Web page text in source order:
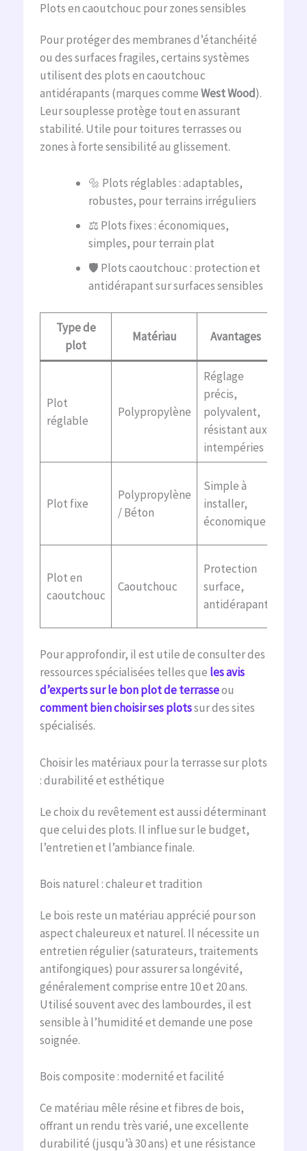
Plots en caoutchouc pour zones sensibles
Pour protéger des membranes d’étanchéité
ou des surfaces fragiles, certains systèmes
utilisent des plots en caoutchouc
antidérapants (marques commeWest Wood).
Leur souplesse protège tout en assurant
stabilité. Utile pour toitures terrasses ou
zones à forte sensibilité au glissement.
🔩 Plots réglables : adaptables,
robustes, pour terrains irréguliers
⚖️ Plots fixes : économiques,
simples, pour terrain plat
🛡️ Plots caoutchouc : protection et
antidérapant sur surfaces sensibles
Type de
plot
Matériau Avantages
Plot
réglable
Polypropylène
Réglage
précis,
polyvalent,
résistant aux
intempéries
Plot fixe
Polypropylène
/ Béton
Simple à
installer,
économique
Plot en
caoutchouc
Caoutchouc
Protection
surface,
antidérapant
Pour approfondir, il est utile de consulter des
ressources spécialisées telles que les avis
d’experts sur le bon plot de terrasseou
comment bien choisir ses plotssur des sites
spécialisés.
Choisir les matériaux pour la terrasse sur plots
: durabilité et esthétique
Le choix du revêtement est aussi déterminant
que celui des plots. Il influe sur le budget,
l’entretien et l’ambiance finale.
Bois naturel : chaleur et tradition
Le bois reste un matériau apprécié pour son
aspect chaleureux et naturel. Il nécessite un
entretien régulier (saturateurs, traitements
antifongiques) pour assurer sa longévité,
généralement comprise entre 10 et 20 ans.
Utilisé souvent avec des lambourdes, il est
sensible à l’humidité et demande une pose
soignée.
Bois composite : modernité et facilité
Ce matériau mêle résine et fibres de bois,
offrant un rendu très varié, une excellente
durabilité (jusqu’à 30 ans) et une résistance